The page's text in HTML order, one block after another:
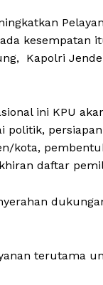
kesempatan
Kapolri
ini KPU
politik,
kota,
daftar
terutama